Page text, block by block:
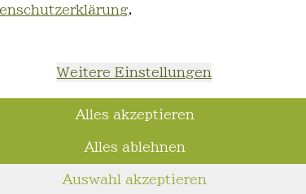
.
Weitere Einstellungen
Alles akzeptieren
Alles ablehnen
Auswahl akzeptieren